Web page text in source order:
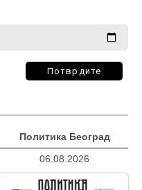
Потврдите
Политика Београд
06.08.2026